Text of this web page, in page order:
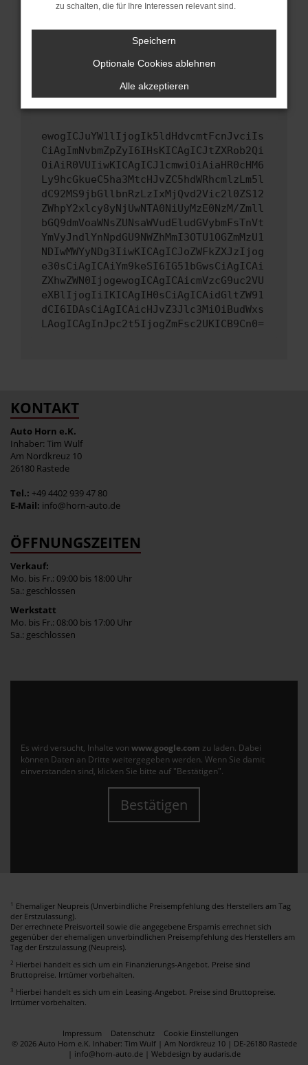
unterstützt werden.
Wende dich an den Webseitenbetreiber.
Wenn du alle oben genannten Schritte versucht
hast, kontaktiere uns bitte. Wir werden
versuchen, das Problem zu beheben. Du kannst
uns diesen Text schicken, um uns bei der
ewogICJuYW1lIjogIk5ldHdvcmtFcnJvciIs
CiAgImNvbmZpZyI6IHsKICAgICJtZXRob2Qi
OiAiR0VUIiwKICAgICJ1cmwiOiAiaHR0cHM6
Ly9hcGkueC5ha3MtcHJvZC5hdWRhcmlzLm5l
dC92MS9jbGllbnRzLzIxMjQvd2Vic2l0ZS12
ZWhpY2xlcy8yNjUwNTA0NiUyMzE0NzM/Zmll
bGQ9dmVoaWNsZUNsaWVudEludGVybmFsTnVt
YmVyJndlYnNpdGU9NWZhMmI3OTU1OGZmMzU1
NDIwMWYyNDg3IiwKICAgICJoZWFkZXJzIjog
e30sCiAgICAiYm9keSI6IG51bGwsCiAgICAi
ZXhwZWN0IjogewogICAgICAicmVzcG9uc2VU
eXBlIjogIiIKICAgIH0sCiAgICAidGltZW91
dCI6IDAsCiAgICAicHJvZ3Jlc3MiOiBudWxs
LAogICAgInJpc2t5IjogZmFsc2UKICB9Cn0=
KONTAKT
Auto Horn e.K.
Inhaber: Tim Wulf
Am Nordkreuz 10
26180 Rastede
Tel.: +49 4402 939 47 80
E-Mail: info@horn-auto.de
ÖFFNUNGSZEITEN
Verkauf:
Mo. bis Fr.: 09:00 bis 18:00 Uhr
Sa.: geschlossen
Werkstatt
Mo. bis Fr.: 08:00 bis 17:00 Uhr
Sa.: geschlossen
Es wird versucht, Inhalte von www.google.com zu laden. Dabei
können Daten an Dritte weitergegeben werden. Wenn Sie damit
einverstanden sind, klicken Sie bitte auf "Bestätigen".
Bestätigen
1 Ehemaliger Neupreis (Unverbindliche Preisempfehlung des Herstellers am Tag
der Erstzulassung).
Der errechnete Preisvorteil sowie die angegebene Ersparnis errechnet sich
gegenüber der ehemaligen unverbindlichen Preisempfehlung des Herstellers am
Tag der Erstzulassung (Neupreis).
2 Hierbei handelt es sich um ein Finanzierungs-Angebot. Preise sind
Bruttopreise. Irrtümer vorbehalten.
3 Hierbei handelt es sich um ein Leasing-Angebot. Preise sind Bruttopreise.
Irrtümer vorbehalten.
Impressum Datenschutz
Cookie Einstellungen
© 2026 Auto Horn e.K. Inhaber: Tim Wulf | Am Nordkreuz 10 | DE-26180 Rastede
| info@horn-auto.de | Webdesign by audaris.de
zu schalten, die für Ihre Interessen relevant sind.
Speichern
Optionale Cookies ablehnen
Alle akzeptieren